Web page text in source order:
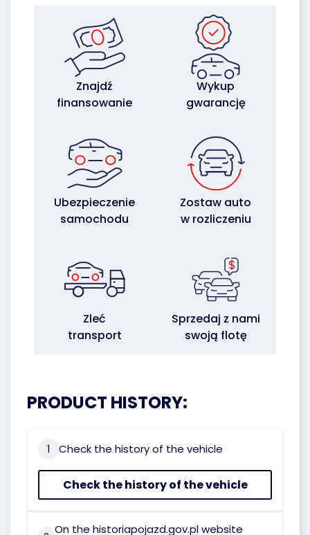
Znajdź
finansowanie
Wykup
gwarancję
Ubezpieczenie
samochodu
Zostaw auto
w rozliczeniu
Zleć
transport
Sprzedaj z nami
swoją flotę
PRODUCT HISTORY:
1 Check the history of the vehicle
Check the history of the vehicle
On the historiapojazd.gov.pl website